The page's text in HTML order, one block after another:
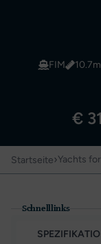
FIM
€
Startseite›Yachts
Schnelllinks